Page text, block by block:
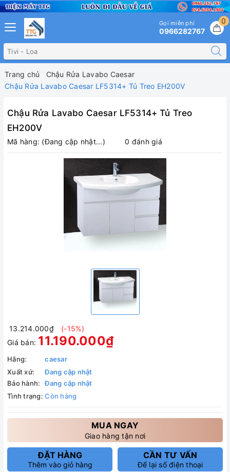
0
Gọi miễn phí
0966282767
Trang chủ
Chậu Rửa Lavabo Caesar
Chậu Rửa Lavabo Caesar LF5314+ Tủ Treo EH200V
Chậu Rửa Lavabo Caesar LF5314+ Tủ Treo
EH200V
Mã hàng: (Đang cập nhật...) 0 đánh giá
13.214.000₫
(-15%)
Giá bán: 11.190.000₫
Hãng:
caesar
Xuất xứ:
Đang cập nhật
Bảo hành:
Đang cập nhật
Tình trạng: Còn hàng
MUA NGAY
Giao hàng tận nơi
ĐẶT HÀNG
Thêm vào giỏ hàng
CẦN TƯ VẤN
Để lại số điện thoại